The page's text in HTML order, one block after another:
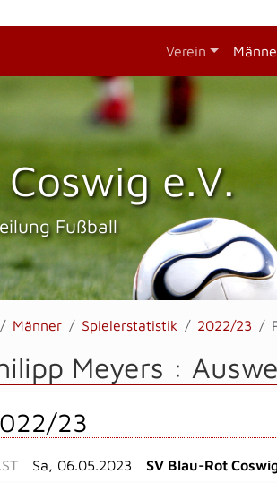
Verein
e.V.
Fußball
Männer Spielerstatistik 2022/23
Meyers :
23
Sa, 06.05.2023 SV Blau-Rot